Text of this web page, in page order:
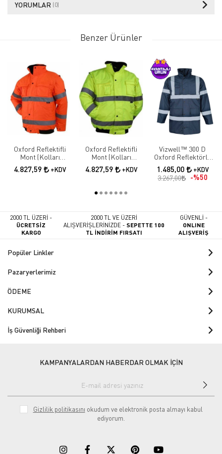
YORUMLAR (0)
Benzer Ürünler
Oxford Reflektifli
Mont (Kolları
Çıkmalı)
4.827,59 +KDV
Oxford Reflektifli
Mont (Kolları
Çıkmalı)
4.827,59 +KDV
Vizwell™ 300 D
Oxford Reflektörlü
İçi Kapitoneli Lacivert
Parka
1.485,00 +KDV
3.267,00 %50
2000 TL ÜZERİ -
ÜCRETSİZ
KARGO
2000 TL VE ÜZERİ
ALIŞVERİŞLERİNİZDE -SEPETTE 100
TL İNDİRİM FIRSATI
GÜVENLİ -
ONLINE
ALIŞVERİŞ
Popüler Linkler
Pazaryerlerimiz
ÖDEME
KURUMSAL
İş Güvenliği Rehberi
KAMPANYALARDAN HABERDAR OLMAK İÇİN
Gizlilik politikasını okudum ve elektronik posta almayı kabul
ediyorum.